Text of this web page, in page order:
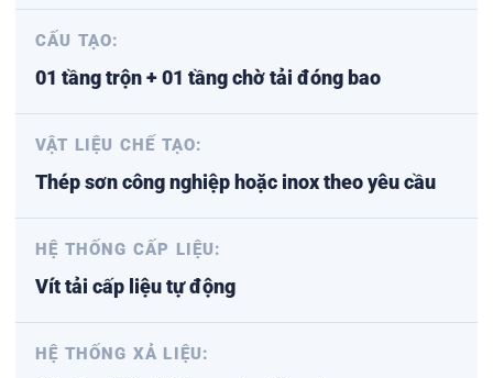
CẤU TẠO:
01 tầng trộn + 01 tầng chờ tải đóng bao
VẬT LIỆU CHẾ TẠO:
Thép sơn công nghiệp hoặc inox theo yêu cầu
HỆ THỐNG CẤP LIỆU:
Vít tải cấp liệu tự động
HỆ THỐNG XẢ LIỆU: